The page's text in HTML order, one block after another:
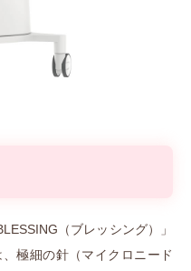
（ブレッシング）」
極細の針（マイクロニード